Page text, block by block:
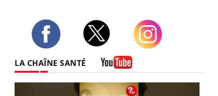
LA CHAÎNE SANTÉ